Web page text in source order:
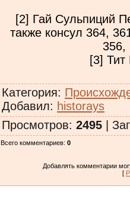
[2] Гай Сульпиций
также консул 364,
356,
[3] Тит
Категория:
Добавил: historays
Просмотров: 2495 |
Всего комментариев: 0
Добавлять комментарии
[